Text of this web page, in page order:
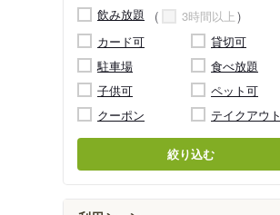
飲み放題
3時間以上
カード可
貸切可
駐車場
食べ放題
子供可
ペット可
クーポン
テイクアウト
絞り込む